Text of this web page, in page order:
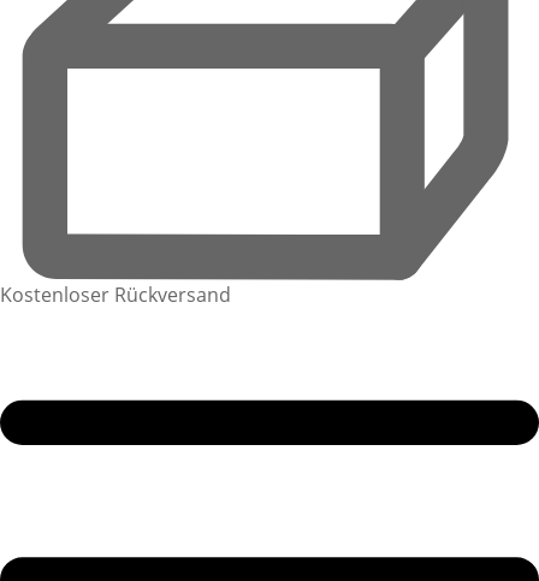
Kostenloser Rückversand